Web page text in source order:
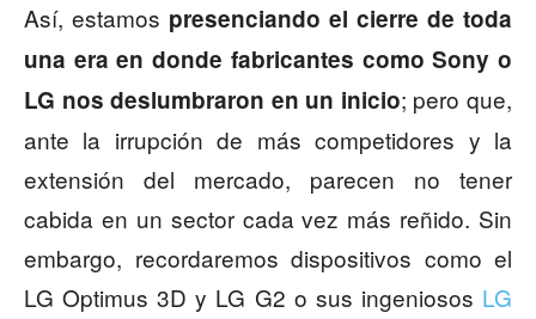
Así, estamos presenciando el cierre de toda
una era en donde fabricantes como Sony o
LG nos deslumbraron en un inicio; pero que,
ante la irrupción de más competidores y la
extensión del mercado, parecen no tener
cabida en un sector cada vez más reñido. Sin
embargo, recordaremos dispositivos como el
LG Optimus 3D y LG G2 o sus ingeniosos LG